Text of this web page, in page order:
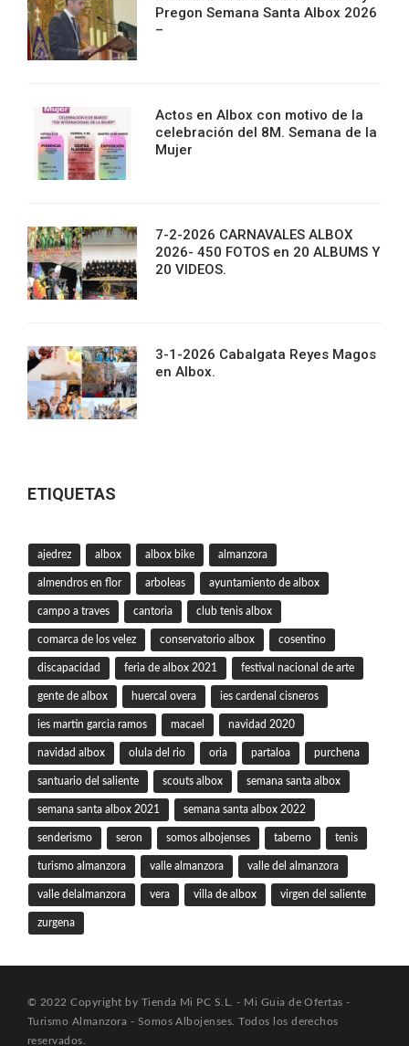
Pregon Semana Santa Albox 2026
–
Actos en Albox con motivo de la
celebración del 8M. Semana de la
Mujer
7-2-2026 CARNAVALES ALBOX
2026- 450 FOTOS en 20 ALBUMS Y
20 VIDEOS.
3-1-2026 Cabalgata Reyes Magos
en Albox.
ETIQUETAS
ajedrez albox albox bike almanzora
almendros en flor arboleas ayuntamiento de albox
campo a traves cantoria club tenis albox
comarca de los velez conservatorio albox cosentino
discapacidad feria de albox 2021 festival nacional de arte
gente de albox huercal overa ies cardenal cisneros
ies martin garcia ramos macael navidad 2020
navidad albox olula del rio oria partaloa purchena
santuario del saliente scouts albox semana santa albox
semana santa albox 2021 semana santa albox 2022
senderismo seron somos albojenses taberno tenis
turismo almanzora valle almanzora valle del almanzora
valle delalmanzora vera villa de albox virgen del saliente
zurgena
© 2022 Copyright by Tienda Mi PC S.L. - Mi Guia de Ofertas -
Turismo Almanzora - Somos Albojenses. Todos los derechos
reservados.